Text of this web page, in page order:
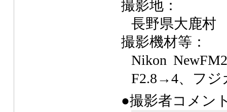
撮影地：
長野県大鹿村
撮影機材等：
Nikon
F2.8→4、フジ
●撮影者コメン